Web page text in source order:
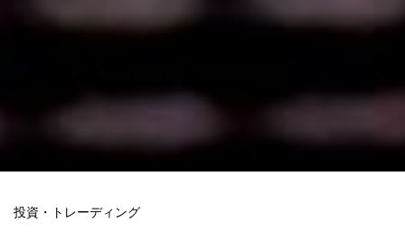
投資・トレーディング